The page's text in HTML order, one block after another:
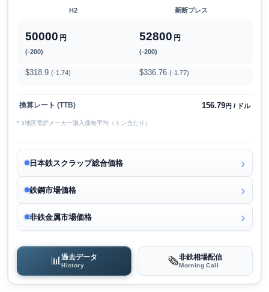
H2 新断プレス
50000 円
(-200)
52800 円
(-200)
$318.9 (-1.74) $336.76 (-1.77)
換算レート (TTB) 156.79円 / ドル
* 3地区電炉メーカー購入価格平均（トン当たり）
日本鉄スクラップ総合価格
鉄鋼市場価格
非鉄金属市場価格
📊過去データ
History 🗞️非鉄相場配信
Morning Call